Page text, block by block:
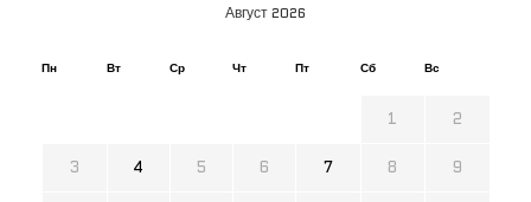
Август 2026
Пн Вт Ср Чт Пт Сб Вс
1 2
3 4 5 6 7 8 9